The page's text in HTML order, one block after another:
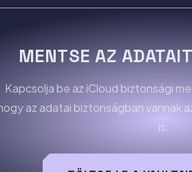
MENTSE AZ
Kapcsolja be az iCloud biztonsági
az adatai biztonságban vannak
is.